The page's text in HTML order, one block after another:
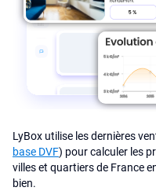
LyBox utilise les dernières
base DVF) pour calculer les
villes et quartiers de France
bien.